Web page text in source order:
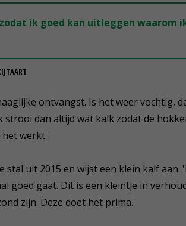
ik goed kan uitleggen waarom
ontvangst. Is het weer vochtig,
strooi dan altijd wat kalk zodat de
het werkt.'
stal uit 2015 en wijst een klein kalf aan.
goed gaat. Dit is een kleintje in
zijn. Deze doet het prima.'